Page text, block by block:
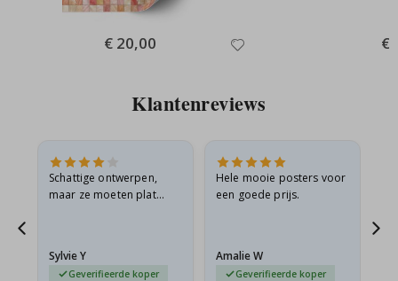
Special
Price
€ 20,00 €
Klantenreviews
Schattige ontwerpen,
maar ze moeten plat
beetje…
Sylvie Y
Geverifieerde koper
Hele mooie posters voor
een goede prijs.
Amalie W
Geverifieerde koper